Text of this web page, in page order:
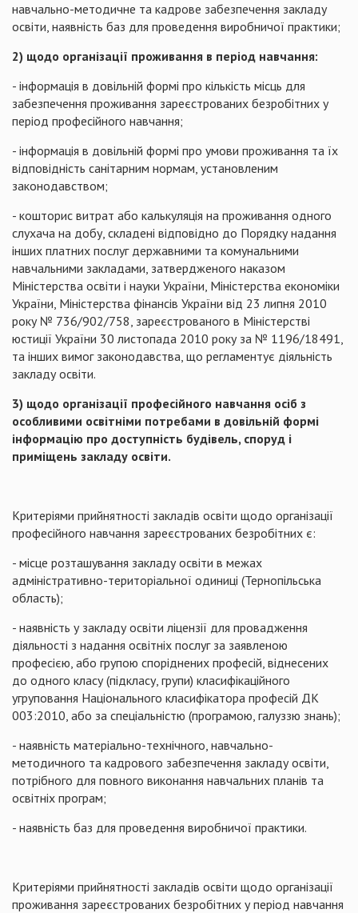
навчально-методичне та кадрове забезпечення закладу
освіти, наявність баз для проведення виробничої практики;
2) щодо організації проживання в період навчання:
- інформація в довільній формі про кількість місць для
забезпечення проживання зареєстрованих безробітних у
період професійного навчання;
- інформація в довільній формі про умови проживання та їх
відповідність санітарним нормам, установленим
законодавством;
- кошторис витрат або калькуляція на проживання одного
слухача на добу, складені відповідно до Порядку надання
інших платних послуг державними та комунальними
навчальними закладами, затвердженого наказом
Міністерства освіти і науки України, Міністерства економіки
України, Міністерства фінансів України від 23 липня 2010
року № 736/902/758, зареєстрованого в Міністерстві
юстиції України 30 листопада 2010 року за № 1196/18491,
та інших вимог законодавства, що регламентує діяльність
закладу освіти.
3) щодо організації професійного навчання осіб з
особливими освітніми потребами в довільній формі
інформацію про доступність будівель, споруд і
приміщень закладу освіти.
Критеріями прийнятності закладів освіти щодо організації
професійного навчання зареєстрованих безробітних є:
- місце розташування закладу освіти в межах
адміністративно-територіальної одиниці (Тернопільська
область);
- наявність у закладу освіти ліцензії для провадження
діяльності з надання освітніх послуг за заявленою
професією, або групою споріднених професій, віднесених
до одного класу (підкласу, групи) класифікаційного
угруповання Національного класифікатора професій ДК
003:2010, або за спеціальністю (програмою, галуззю знань);
- наявність матеріально-технічного, навчально-
методичного та кадрового забезпечення закладу освіти,
потрібного для повного виконання навчальних планів та
освітніх програм;
- наявність баз для проведення виробничої практики.
Критеріями прийнятності закладів освіти щодо організації
проживання зареєстрованих безробітних у період навчання